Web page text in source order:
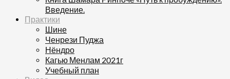
Введение.
Практики
Шине
Ченрези Пуджа
Нёндро
Кагью Менлам 2021г
Учебный план